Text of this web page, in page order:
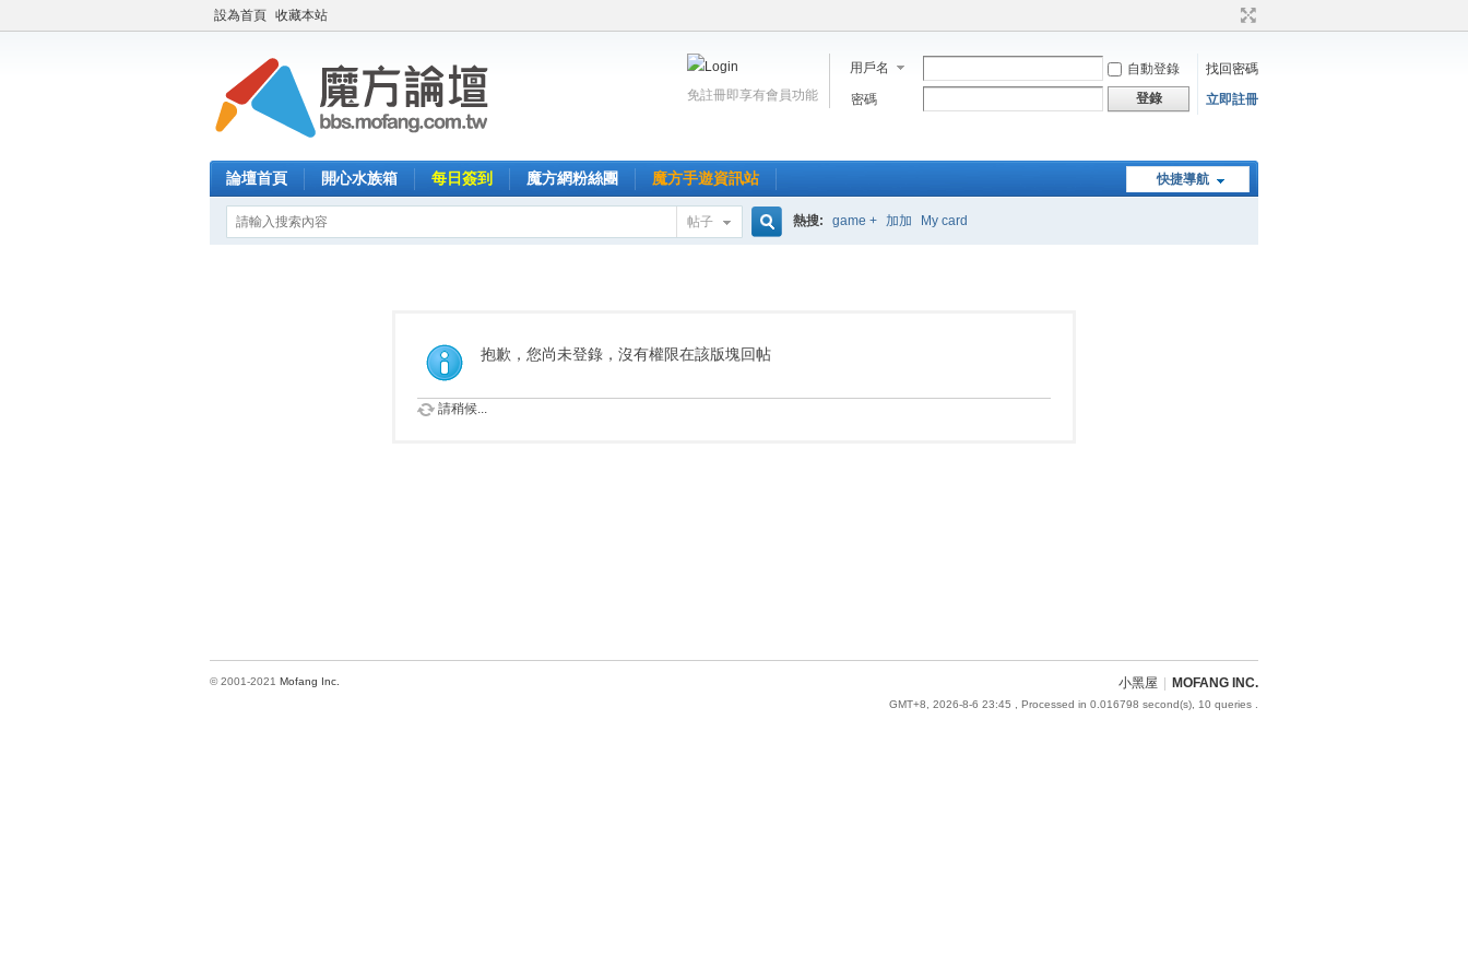
設為首頁 收藏本站
用戶名 自動登錄
找回密碼
密碼
登錄 立即註冊
免註冊即享有會員功能
快捷導航
論壇首頁 開心水族箱 每日簽到 魔方網粉絲團 魔方手遊資訊站
帖子
索
熱搜: game + 加加 My card
抱歉，您尚未登錄，沒有權限在該版塊回帖
請稍候...
小黑屋 MOFANG INC.
GMT+8, 2026-8-6 23:45 , Processed in 0.016798 second(s), 10 queries .
© 2001-2021 Mofang Inc.